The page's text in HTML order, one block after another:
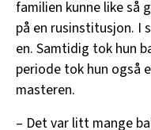
familien kunne like så
på en rusinstitusjon. I
en. Samtidig tok hun
periode tok hun også
masteren.
– Det var litt mange